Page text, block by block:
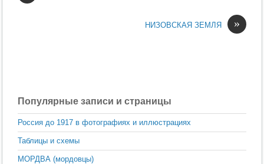
»
НИЗОВСКАЯ ЗЕМЛЯ
Популярные записи и страницы
Россия до 1917 в фотографиях и иллюстрациях
Таблицы и схемы
МОРДВА (мордовцы)